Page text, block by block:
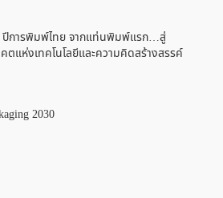
ปีการพิมพ์ไทย จากแท่นพิมพ์แรก…สู่
ตแห่งเทคโนโลยีและความคิดสร้างสรรค์
2030